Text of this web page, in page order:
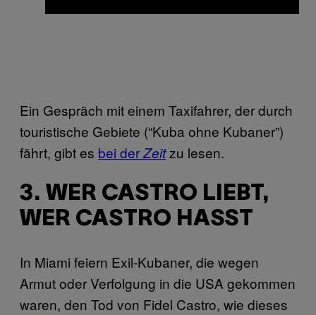
Ein Gespräch mit einem Taxifahrer, der durch
touristische Gebiete (“Kuba ohne Kubaner”)
fährt, gibt es bei derZeitzu lesen.
3. WER CASTRO LIEBT,
WER CASTRO HASST
In Miami feiern Exil-Kubaner, die wegen
Armut oder Verfolgung in die USA gekommen
waren, den Tod von Fidel Castro, wie dieses